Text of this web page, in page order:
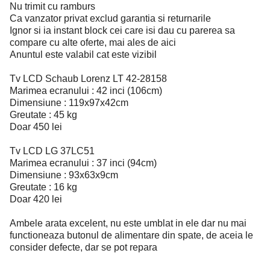
Nu trimit cu ramburs
Ca vanzator privat exclud garantia si returnarile
Ignor si ia instant block cei care isi dau cu parerea sa
compare cu alte oferte, mai ales de aici
Anuntul este valabil cat este vizibil
Tv LCD Schaub Lorenz LT 42-28158
Marimea ecranului : 42 inci (106cm)
Dimensiune : 119x97x42cm
Greutate : 45 kg
Doar 450 lei
Tv LCD LG 37LC51
Marimea ecranului : 37 inci (94cm)
Dimensiune : 93x63x9cm
Greutate : 16 kg
Doar 420 lei
Ambele arata excelent, nu este umblat in ele dar nu mai
functioneaza butonul de alimentare din spate, de aceia le
consider defecte, dar se pot repara